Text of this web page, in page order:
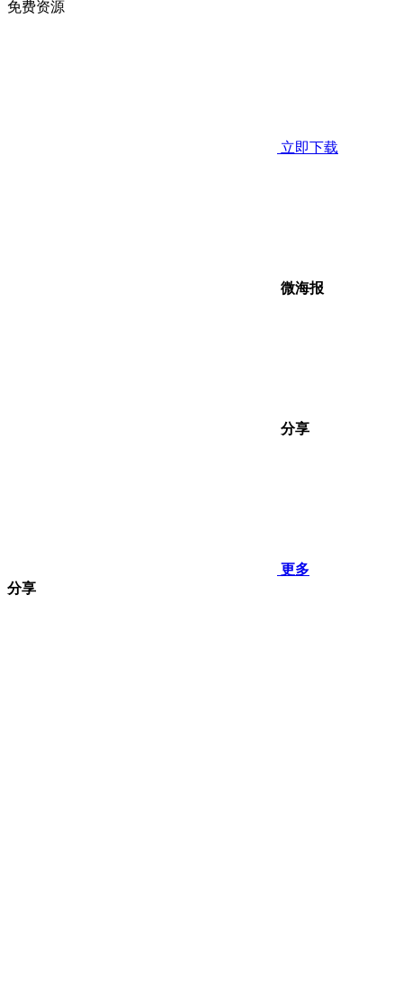
免费资源
立即下载
微海报
分享
更多
分享